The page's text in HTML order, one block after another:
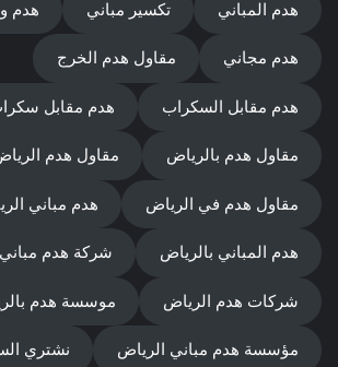
هدم المباني تكسير مباني هدم
هدم مجاني مقاول هدم الخرج
هدم مقابل السكراب هدم مقابل
مقاول هدم بالرياض مقاول هدم
مقاول هدم في الرياض هدم مباني
هدم المباني بالرياض شركة هدم مباني
شركات هدم الرياض موسسة هدم
مؤسسة هدم مباني الرياض نشتري